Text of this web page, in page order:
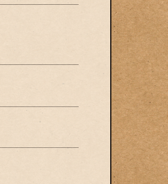
© Swan